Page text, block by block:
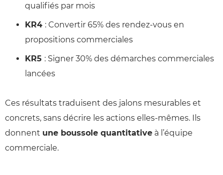
qualifiés par mois
KR4 : Convertir 65% des rendez-vous en
propositions commerciales
KR5 : Signer 30% des démarches commerciales
lancées
Ces résultats traduisent des jalons mesurables et
concrets, sans décrire les actions elles-mêmes. Ils
donnent une boussole quantitative à l’équipe
commerciale.